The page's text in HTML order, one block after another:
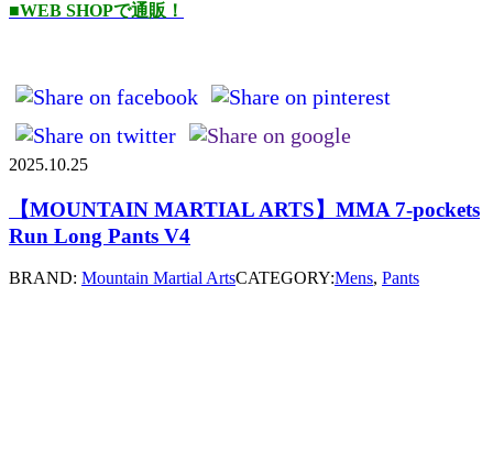
■WEB SHOPで通販！
2025.10.25
【MOUNTAIN MARTIAL ARTS】MMA 7-pockets
Run Long Pants V4
BRAND: Mountain Martial ArtsCATEGORY:Mens, Pants